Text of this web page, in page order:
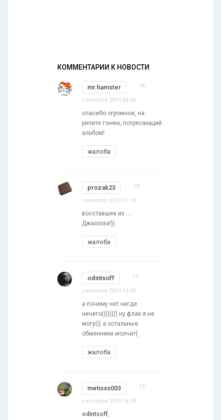
КОММЕНТАРИИ К НОВОСТИ
mr.hamster 18
сентября 2019 08:54
спасибо огромное, на
репите гоняю, потрясающий
альбом!
жалоба
prozak23 18
сентября 2019 11:19
восставшие из ....
Джазззза!))
жалоба
odintsoff 19
сентября 2019 13:09
а почему нет нигде
ничего(((((((( ну флак я не
могу((( а остальные
обменники молчат(
жалоба
metisss003 19
сентября 2019 16:08
odintsoff,